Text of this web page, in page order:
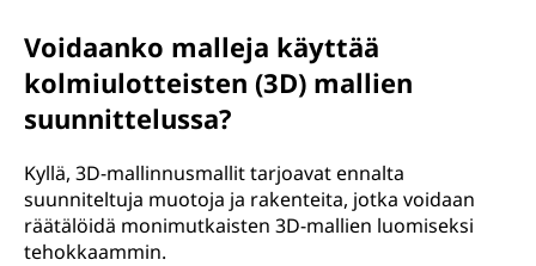
Voidaanko malleja käyttää
kolmiulotteisten (3D) mallien
suunnittelussa?
Kyllä, 3D-mallinnusmallit tarjoavat ennalta
suunniteltuja muotoja ja rakenteita, jotka voidaan
räätälöidä monimutkaisten 3D-mallien luomiseksi
tehokkaammin.